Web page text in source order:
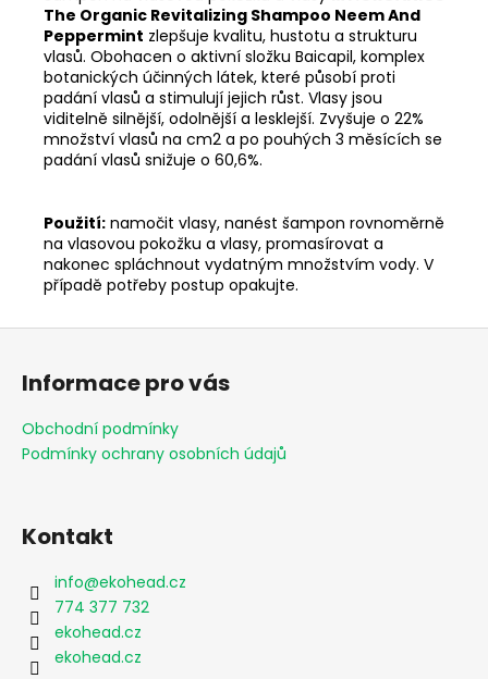
The Organic Revitalizing Shampoo Neem And
Peppermint zlepšuje kvalitu, hustotu a strukturu
vlasů. Obohacen o aktivní složku Baicapil, komplex
botanických účinných látek, které působí proti
padání vlasů a stimulují jejich růst. Vlasy jsou
viditelně silnější, odolnější a lesklejší. Zvyšuje o 22%
množství vlasů na cm2 a po pouhých 3 měsících se
padání vlasů snižuje o 60,6%.
Použití: namočit vlasy, nanést šampon rovnoměrně
na vlasovou pokožku a vlasy, promasírovat a
nakonec spláchnout vydatným množstvím vody. V
případě potřeby postup opakujte.
Z
Informace pro vás
Obchodní podmínky
Podmínky ochrany osobních údajů
Kontakt
info@ekohead.cz
774 377 732
ekohead.cz
ekohead.cz